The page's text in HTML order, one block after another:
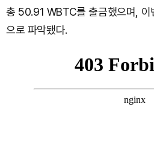
총 50.91 WBTC를 출금했으며, 이
으로 파악됐다.